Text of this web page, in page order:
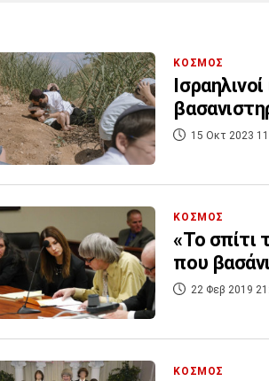
ΚΟΣΜΟΣ
15 Οκτ 2023
ΚΟΣΜΟΣ
«Το σπίτι
που
22 Φεβ 2019
ΚΟΣΜΟΣ